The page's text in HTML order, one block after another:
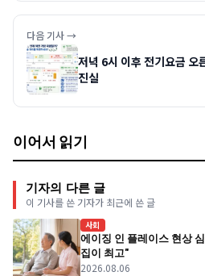
다음 기사 →
저녁 6시 이후 전기요금 오
진실
이어서 읽기
기자의 다른 글
이 기사를 쓴 기자가 최근에 쓴 글
사회
에이징 인 플레이스 현상
집이 최고"
2026.08.06